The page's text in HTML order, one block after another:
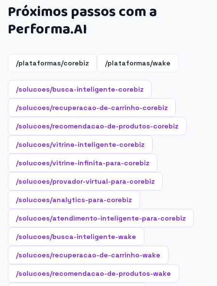
Próximos passos com a
Performa.AI
/plataformas/corebiz /plataformas/wake
/solucoes/busca-inteligente-corebiz
/solucoes/recuperacao-de-carrinho-corebiz
/solucoes/recomendacao-de-produtos-corebiz
/solucoes/vitrine-inteligente-corebiz
/solucoes/vitrine-infinita-para-corebiz
/solucoes/provador-virtual-para-corebiz
/solucoes/analytics-para-corebiz
/solucoes/atendimento-inteligente-para-corebiz
/solucoes/busca-inteligente-wake
/solucoes/recuperacao-de-carrinho-wake
/solucoes/recomendacao-de-produtos-wake